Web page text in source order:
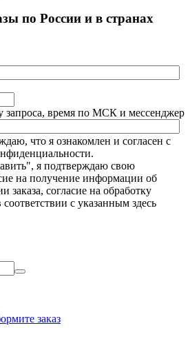
по России и в странах
запроса, время по МСК и мессенджер
что я ознакомлен и согласен с
я подтверждаю свою
на получение информации об
согласие на обработку
с указанным здесь
заказ